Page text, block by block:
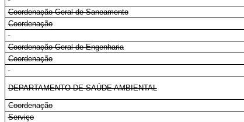
Coordenação-Geral de Saneamento
Coordenação
Coordenação-Geral de Engenharia
Coordenação
DEPARTAMENTO DE SAÚDE AMBIENTAL
Coordenação
Serviço